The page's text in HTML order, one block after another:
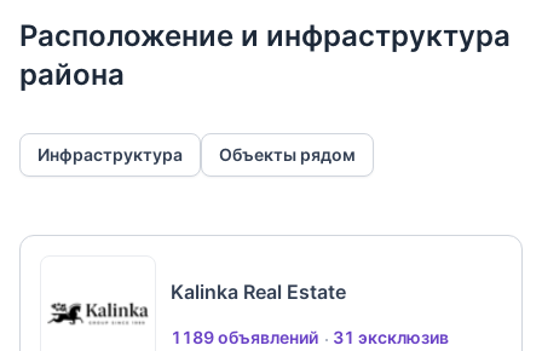
Расположение и инфраструктура
района
Инфраструктура Объекты рядом
Kalinka Real Estate
1189 объявлений 31 эксклюзив